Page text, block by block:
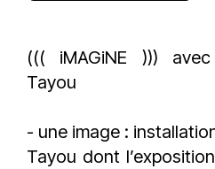
((( iMAGiNE )))
Tayou
- une image :
Tayou dont